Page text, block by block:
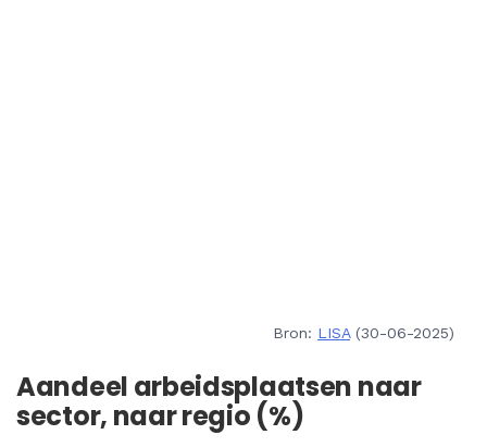
Bron: LISA(30-06-2025)
Aandeel arbeidsplaatsen naar
sector, naar regio (%)